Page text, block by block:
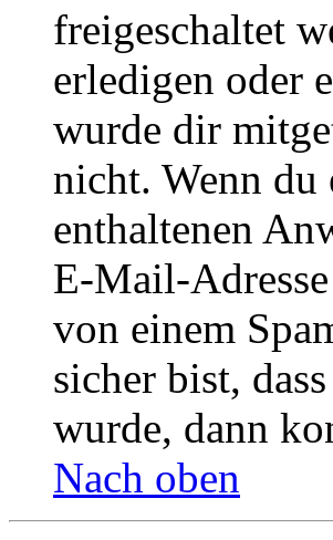
freigeschaltet
erledigen oder
wurde dir
nicht. Wenn
enthaltenen
E-Mail-
von einem
sicher bist,
wurde, dann
Nach oben